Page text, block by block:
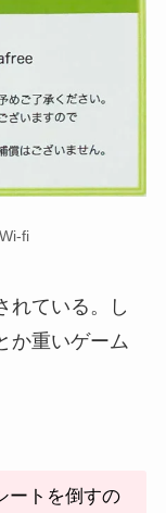
fi
れている。し
か重いゲーム
ートを倒すの